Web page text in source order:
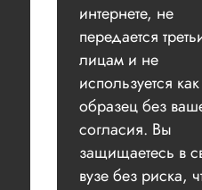
интернете, не
передается
лицам и не
используется как
образец без
согласия. Вы
защищаетесь в
вузе без риска,